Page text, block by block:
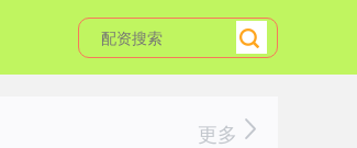
更多